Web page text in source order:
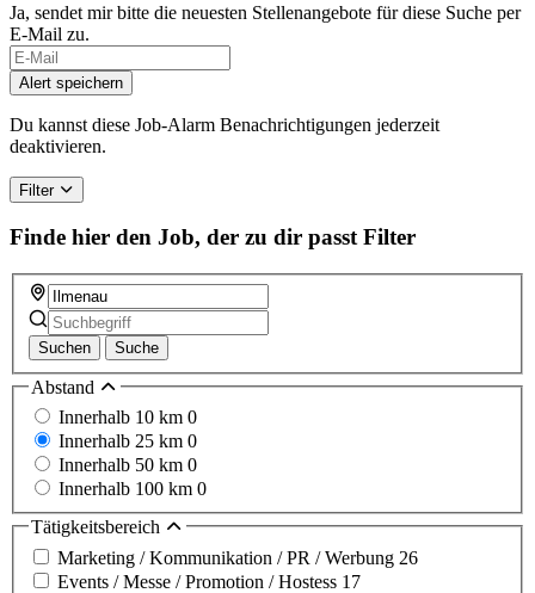
Ja, sendet mir bitte die neuesten Stellenangebote für diese Suche per
E-Mail zu.
If
you
are
a
human,
this
field
Alert speichern
Du kannst diese Job-Alarm Benachrichtigungen jederzeit
deaktivieren.
Filter
Finde hier den Job, der zu dir passt Filter
Suchen Suche
Abstand
Innerhalb 10 km 0
Innerhalb 25 km 0
Innerhalb 50 km 0
Innerhalb 100 km 0
Tätigkeitsbereich
Marketing / Kommunikation / PR / Werbung 26
Events / Messe / Promotion / Hostess 17